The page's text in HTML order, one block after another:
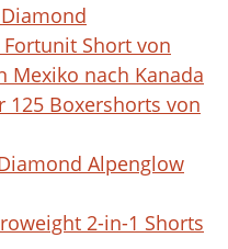
Short von
Mexiko nach Kanada
125 Boxershorts von
Alpenglow
2-in-1 Shorts